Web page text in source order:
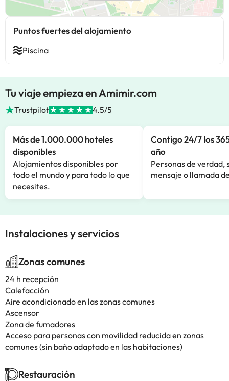
Puntos fuertes del alojamiento
Piscina
Tu viaje empieza en Amimir.com
Trustpilot 4.5/5
Más de 1.000.000 hoteles
disponibles
Alojamientos disponibles por
todo el mundo y para todo lo que
necesites.
Contigo 24/7 los
año
Personas de verdad,
mensaje o llamada
Instalaciones y servicios
Zonas comunes
24 h recepción
Calefacción
Aire acondicionado en las zonas comunes
Ascensor
Zona de fumadores
Acceso para personas con movilidad reducida en zonas
comunes (sin baño adaptado en las habitaciones)
Restauración